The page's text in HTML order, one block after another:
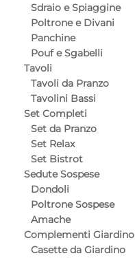
Sdraio e Spiaggine
Poltrone e Divani
Panchine
Pouf e Sgabelli
Tavoli
Tavoli da Pranzo
Tavolini Bassi
Set Completi
Set da Pranzo
Set Relax
Set Bistrot
Sedute Sospese
Dondoli
Poltrone Sospese
Amache
Complementi Giardino
Casette da Giardino